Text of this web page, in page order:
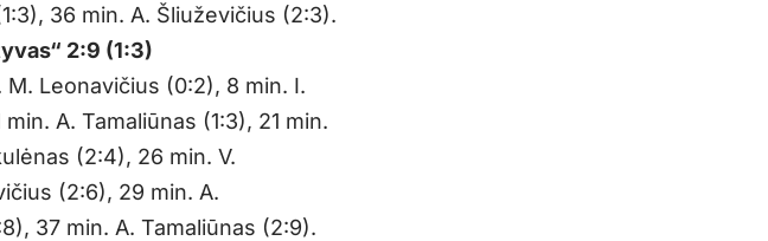
36 min. A. Šliuževičius (2:3).
2:9 (1:3)
Leonavičius (0:2), 8 min. I.
A. Tamaliūnas (1:3), 21 min.
(2:4), 26 min. V.
(2:6), 29 min. A.
37 min. A. Tamaliūnas (2:9).